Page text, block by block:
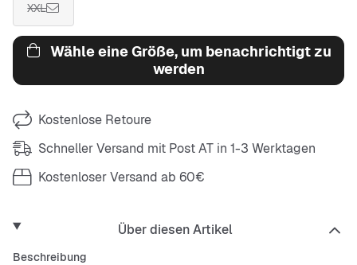
XXL
Wähle eine Größe, um benachrichtigt zu
werden
Kostenlose Retoure
Schneller Versand mit Post AT in 1-3 Werktagen
Kostenloser Versand ab 60€
Über diesen Artikel
Beschreibung